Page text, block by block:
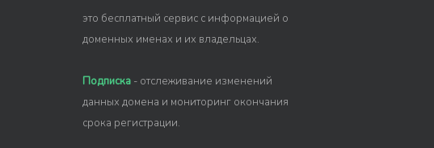
это бесплатный сервис с информацией о
доменных именах и их владельцах.
Подписка - отслеживание изменений
данных домена и мониторинг окончания
срока регистрации.